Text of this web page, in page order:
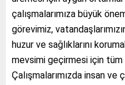
çalışmalarımıza büyük
görevimiz,
huzur ve sağlıklarını
mevsimi geçirmesi için tüm
Çalışmalarımızda insan ve